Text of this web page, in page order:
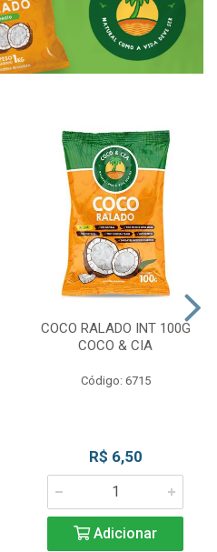
COCO RALADO INT 100G
COCO & CIA
Código: 6715
R$ 6,50
Adicionar